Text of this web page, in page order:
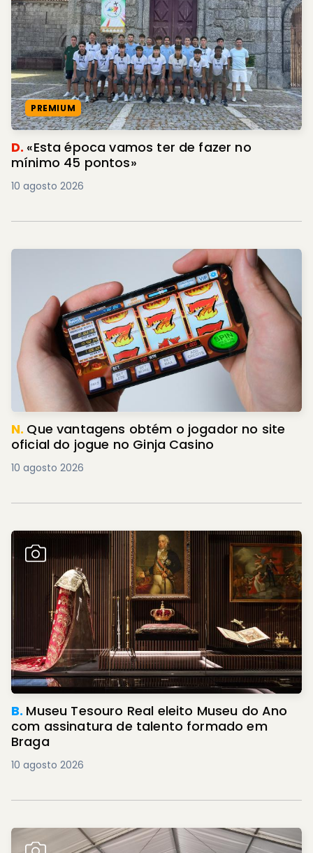
PREMIUM
D. «Esta época vamos ter de fazer no
mínimo 45 pontos»
10 agosto 2026
N. Que vantagens obtém o jogador no site
oficial do jogue no Ginja Casino
10 agosto 2026
B. Museu Tesouro Real eleito Museu do Ano
com assinatura de talento formado em
Braga
10 agosto 2026